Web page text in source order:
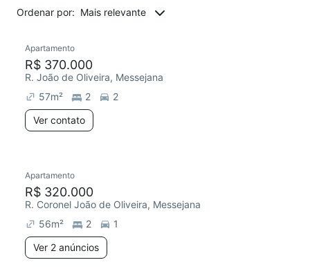
Ordenar por: Mais relevante
Apartamento
R$ 370.000
R. João de Oliveira, Messejana
57m² 2
2
Ver contato
Chegou este mês
Apartamento
R$ 320.000
R. Coronel João de Oliveira, Messejana
56m² 2
1
Ver 2 anúncios